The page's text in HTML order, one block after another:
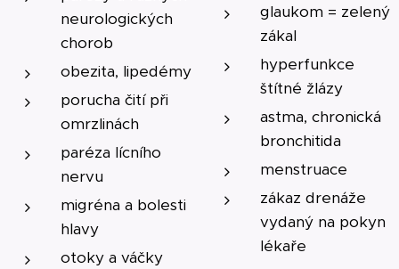
neurologických
chorob
obezita, lipedémy
porucha čití při
omrzlinách
paréza lícního
nervu
migréna a bolesti
hlavy
otoky a váčky
glaukom = zelený
zákal
hyperfunkce
štítné žlázy
astma, chronická
bronchitida
menstruace
zákaz drenáže
vydaný na pokyn
lékaře